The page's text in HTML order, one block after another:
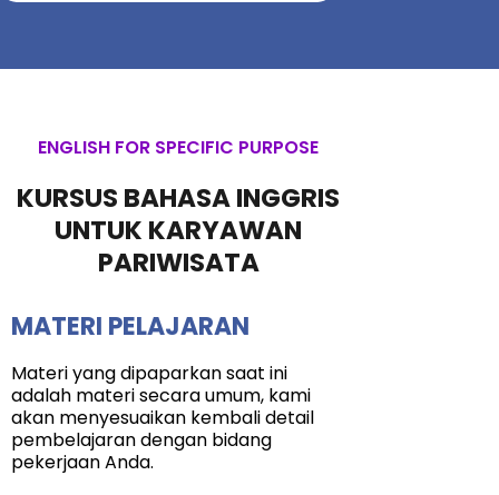
ENGLISH FOR SPECIFIC PURPOSE
KURSUS BAHASA INGGRIS
UNTUK KARYAWAN
PARIWISATA
MATERI PELAJARAN
Materi yang dipaparkan saat ini
adalah materi secara umum, kami
akan menyesuaikan kembali detail
pembelajaran dengan bidang
pekerjaan Anda.